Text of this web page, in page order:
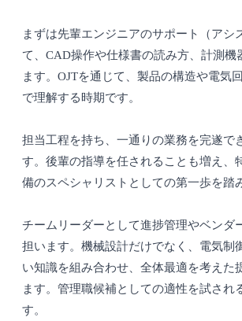
まずは先輩エンジニアのサポート（アシ
て、CAD操作や仕様書の読み方、計測機
ます。OJTを通じて、製品の構造や電気
で理解する時期です。
担当工程を持ち、一通りの業務を完遂で
す。後輩の指導を任されることも増え、
備のスペシャリストとしての第一歩を踏
チームリーダーとして進捗管理やベンダ
担います。機械設計だけでなく、電気制
い知識を組み合わせ、全体最適を考えた
ます。管理職候補としての適性を試され
す。